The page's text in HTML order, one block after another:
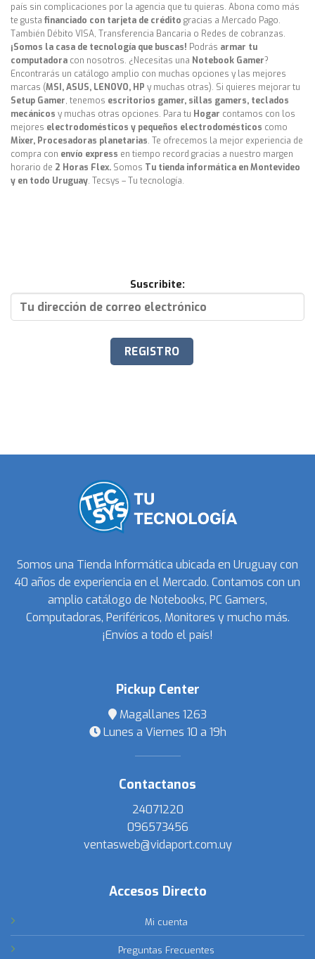
país sin complicaciones por la agencia que tu quieras. Abona como más
te gusta financiado con tarjeta de crédito gracias a Mercado Pago.
También Débito VISA, Transferencia Bancaria o Redes de cobranzas.
¡Somos la casa de tecnología que buscas! Podrás armar tu
computadora con nosotros. ¿Necesitas una Notebook Gamer?
Encontrarás un catálogo amplio con muchas opciones y las mejores
marcas (MSI, ASUS, LENOVO, HP y muchas otras). Si quieres mejorar tu
Setup Gamer, tenemos escritorios gamer, sillas gamers, teclados
mecánicos y muchas otras opciones. Para tu Hogar contamos con los
mejores electrodomésticos y pequeños electrodomésticos como
Mixer, Procesadoras planetarias. Te ofrecemos la mejor experiencia de
compra con envío express en tiempo record gracias a nuestro margen
horario de 2 Horas Flex. Somos Tu tienda informática en Montevideo
y en todo Uruguay. Tecsys – Tu tecnología.
Suscribite:
Somos una Tienda Informática ubicada en Uruguay con
40 años de experiencia en el Mercado. Contamos con un
amplio catálogo de Notebooks, PC Gamers,
Computadoras, Periféricos, Monitores y mucho más.
¡Envíos a todo el país!
Pickup Center
Magallanes 1263
Lunes a Viernes 10 a 19h
Contactanos
24071220
096573456
ventasweb@vidaport.com.uy
Accesos Directo
Mi cuenta
Preguntas Frecuentes